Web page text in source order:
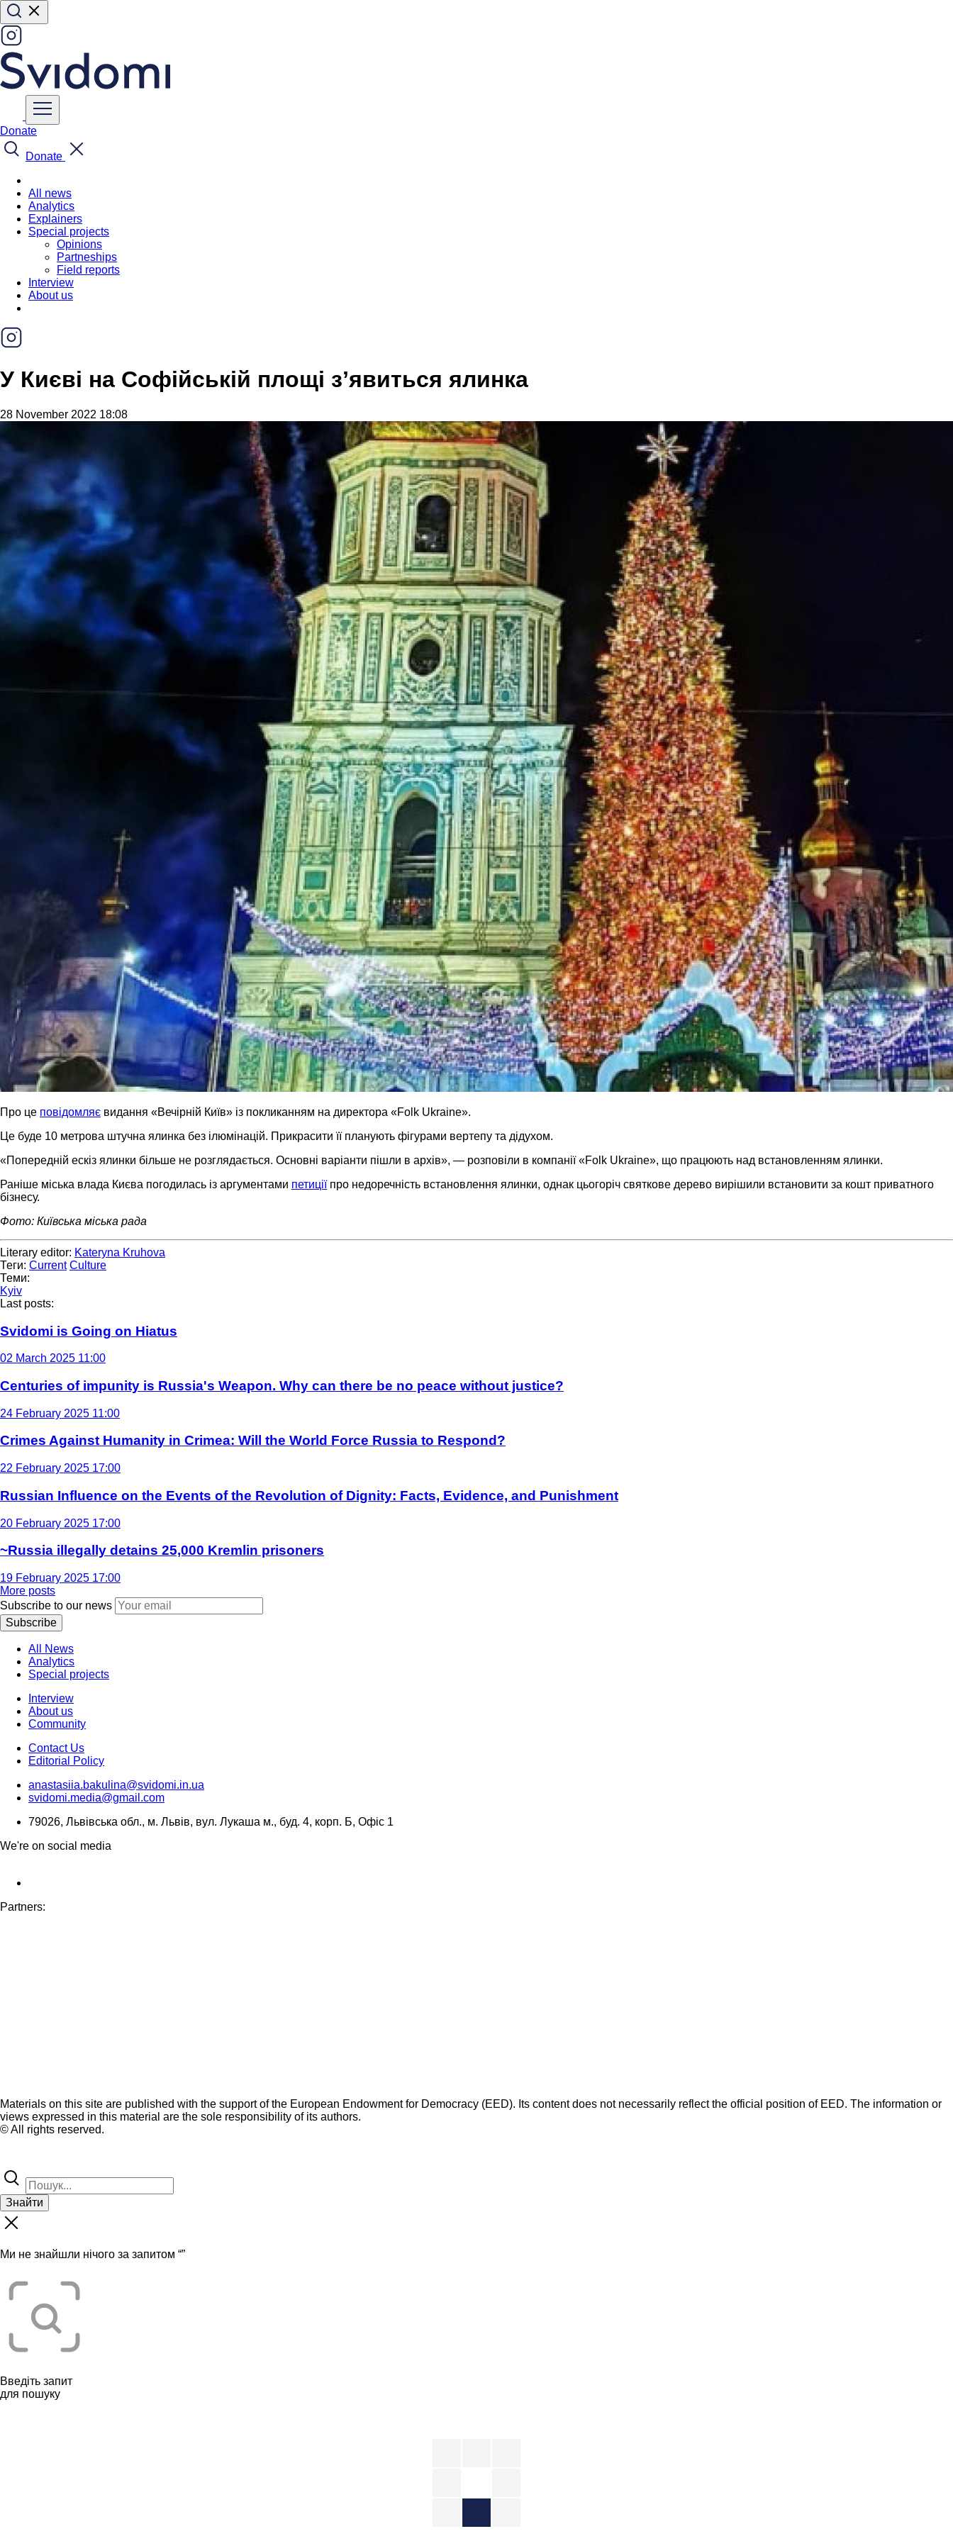
Donate
Donate
All news
Analytics
Explainers
Special projects
Opinions
Partneships
Field reports
Interview
About us
У Києві на Софійській площі зʼявиться ялинка
28 November 2022 18:08
Про це повідомляє видання «Вечірній Київ» із покликанням на директора «Folk Ukraine».
Це буде 10 метрова штучна ялинка без ілюмінацій. Прикрасити її планують фігурами вертепу та дідухом.
«Попередній ескіз ялинки більше не розглядається. Основні варіанти пішли в архів», — розповіли в компанії «Folk Ukraine», що працюють над встановленням ялинки.
Раніше міська влада Києва погодилась із аргументами петиціїпро недоречність встановлення ялинки, однак цьогоріч святкове дерево вирішили встановити за кошт приватного
бізнесу.
Фото: Київська міська рада
Literary editor: Kateryna Kruhova
Теги: Current Culture
Теми:
Kyiv
Last posts:
Svidomi is Going on Hiatus
02 March 2025 11:00
Centuries of impunity is Russia's Weapon. Why can there be no peace without justice?
24 February 2025 11:00
Crimes Against Humanity in Crimea: Will the World Force Russia to Respond?
22 February 2025 17:00
Russian Influence on the Events of the Revolution of Dignity: Facts, Evidence, and Punishment
20 February 2025 17:00
~Russia illegally detains 25,000 Kremlin prisoners
19 February 2025 17:00
More posts
Subscribe to our news
Subscribe
All News
Analytics
Special projects
Interview
About us
Community
Contact Us
Editorial Policy
anastasiia.bakulina@svidomi.in.ua
svidomi.media@gmail.com
79026, Львівська обл., м. Львів, вул. Лукаша м., буд. 4, корп. Б, Офіс 1
We're on social media
Partners:
Materials on this site are published with the support of the European Endowment for Democracy (EED). Its content does not necessarily reflect the official position of EED. The information or
views expressed in this material are the sole responsibility of its authors.
© All rights reserved.
Знайти
Ми не знайшли нічого за запитом “”
Введіть запит
для пошуку